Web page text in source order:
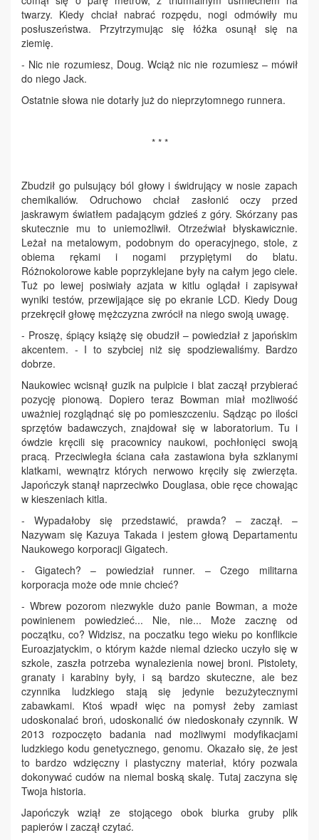
twarzy. Kiedy chciał nabrać rozpędu, nogi odmówiły mu
posłuszeństwa. Przytrzymując się łóżka osunął się na
ziemię.
- Nic nie rozumiesz, Doug. Wciąż nic nie rozumiesz – mówił
do niego Jack.
Ostatnie słowa nie dotarły już do nieprzytomnego runnera.
* * *
Zbudził go pulsujący ból głowy i świdrujący w nosie zapach
chemikaliów. Odruchowo chciał zasłonić oczy przed
jaskrawym światłem padającym gdzieś z góry. Skórzany pas
skutecznie mu to uniemożliwił. Otrzeźwiał błyskawicznie.
Leżał na metalowym, podobnym do operacyjnego, stole, z
obiema rękami i nogami przypiętymi do blatu.
Różnokolorowe kable poprzyklejane były na całym jego ciele.
Tuż po lewej posiwiały azjata w kitlu oglądał i zapisywał
wyniki testów, przewijające się po ekranie LCD. Kiedy Doug
przekręcił głowę mężczyzna zwrócił na niego swoją uwagę.
- Proszę, śpiący książę się obudził – powiedział z japońskim
akcentem. - I to szybciej niż się spodziewaliśmy. Bardzo
dobrze.
Naukowiec wcisnął guzik na pulpicie i blat zaczął przybierać
pozycję pionową. Dopiero teraz Bowman miał możliwość
uważniej rozglądnąć się po pomieszczeniu. Sądząc po ilości
sprzętów badawczych, znajdował się w laboratorium. Tu i
ówdzie kręcili się pracownicy naukowi, pochłonięci swoją
pracą. Przeciwległa ściana cała zastawiona była szklanymi
klatkami, wewnątrz których nerwowo kręciły się zwierzęta.
Japończyk stanął naprzeciwko Douglasa, obie ręce chowając
w kieszeniach kitla.
- Wypadałoby się przedstawić, prawda? – zaczął. –
Nazywam się Kazuya Takada i jestem głową Departamentu
Naukowego korporacji Gigatech.
- Gigatech? – powiedział runner. – Czego militarna
korporacja może ode mnie chcieć?
- Wbrew pozorom niezwykle dużo panie Bowman, a może
powinienem powiedzieć... Nie, nie... Może zacznę od
początku, co? Widzisz, na poczatku tego wieku po konflikcie
Euroazjatyckim, o którym każde niemal dziecko uczyło się w
szkole, zaszła potrzeba wynalezienia nowej broni. Pistolety,
granaty i karabiny były, i są bardzo skuteczne, ale bez
czynnika ludzkiego stają się jedynie bezużytecznymi
zabawkami. Ktoś wpadł więc na pomysł żeby zamiast
udoskonalać broń, udoskonalić ów niedoskonały czynnik. W
2013 rozpoczęto badania nad możliwymi modyfikacjami
ludzkiego kodu genetycznego, genomu. Okazało się, że jest
to bardzo wdzięczny i plastyczny materiał, który pozwala
dokonywać cudów na niemal boską skalę. Tutaj zaczyna się
Twoja historia.
Japończyk wziął ze stojącego obok biurka gruby plik
papierów i zaczął czytać.